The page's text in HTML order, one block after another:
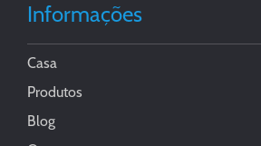
Informações
Casa
Produtos
Blog